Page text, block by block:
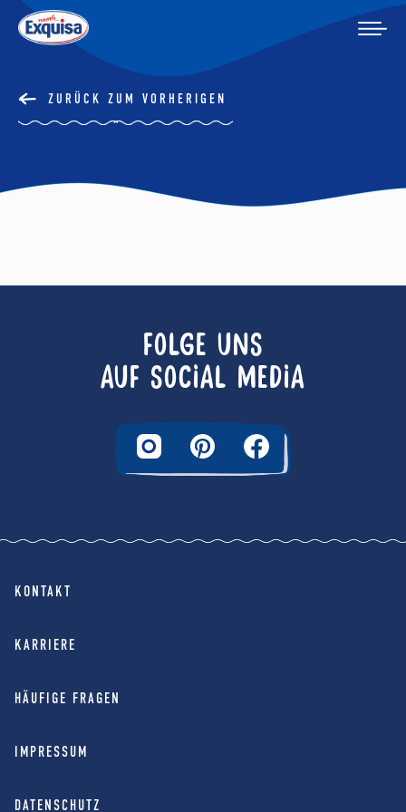
ZURÜCK ZUM VORHERIGEN
FOLGE UNS
AUF SOCIAL MEDIA
KONTAKT
KARRIERE
HÄUFIGE FRAGEN
IMPRESSUM
DATENSCHUTZ